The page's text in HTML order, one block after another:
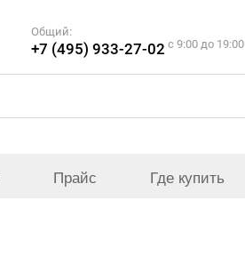
Общий:
+7 (495) 933-27-02 c 9:00 до 19:00
Прайс Где купить